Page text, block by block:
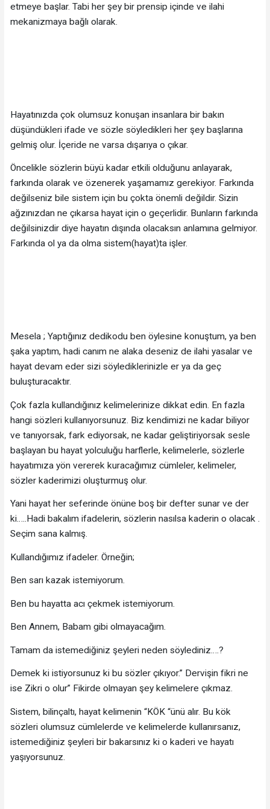
etmeye başlar. Tabi her şey bir prensip içinde ve ilahi
mekanizmaya bağlı olarak.
Hayatınızda çok olumsuz konuşan insanlara bir bakın
düşündükleri ifade ve sözle söyledikleri her şey başlarına
gelmiş olur. İçeride ne varsa dışarıya o çıkar.
Öncelikle sözlerin büyü kadar etkili olduğunu anlayarak,
farkında olarak ve özenerek yaşamamız gerekiyor. Farkında
değilseniz bile sistem için bu çokta önemli değildir. Sizin
ağzınızdan ne çıkarsa hayat için o geçerlidir. Bunların farkında
değilsinizdir diye hayatın dışında olacaksın anlamına gelmiyor.
Farkında ol ya da olma sistem(hayat)ta işler.
Mesela ; Yaptığınız dedikodu ben öylesine konuştum, ya ben
şaka yaptım, hadi canım ne alaka deseniz de ilahi yasalar ve
hayat devam eder sizi söylediklerinizle er ya da geç
buluşturacaktır.
Çok fazla kullandığınız kelimelerinize dikkat edin. En fazla
hangi sözleri kullanıyorsunuz. Biz kendimizi ne kadar biliyor
ve tanıyorsak, fark ediyorsak, ne kadar geliştiriyorsak sesle
başlayan bu hayat yolculuğu harflerle, kelimelerle, sözlerle
hayatımıza yön vererek kuracağımız cümleler, kelimeler,
sözler kaderimizi oluşturmuş olur.
Yani hayat her seferinde önüne boş bir defter sunar ve der
ki…..Hadi bakalım ifadelerin, sözlerin nasılsa kaderin o olacak .
Seçim sana kalmış.
Kullandığımız ifadeler. Örneğin;
Ben sarı kazak istemiyorum.
Ben bu hayatta acı çekmek istemiyorum.
Ben Annem, Babam gibi olmayacağım.
Tamam da istemediğiniz şeyleri neden söylediniz….?
Demek ki istiyorsunuz ki bu sözler çıkıyor.” Dervişin fikri ne
ise Zikri o olur” Fikirde olmayan şey kelimelere çıkmaz.
Sistem, bilinçaltı, hayat kelimenin “KÖK “ünü alır. Bu kök
sözleri olumsuz cümlelerde ve kelimelerde kullanırsanız,
istemediğiniz şeyleri bir bakarsınız ki o kaderi ve hayatı
yaşıyorsunuz.